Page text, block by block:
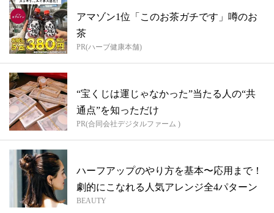
アマゾン1位「このお茶ガチです」噂のお
茶
PR(ハーブ健康本舗)
“宝くじは運じゃなかった”当たる人の“共
通点”を知っただけ
PR(合同会社デジタルファーム )
ハーフアップのやり方を基本〜応用まで！
劇的にこなれる人気アレンジ全4パターン
BEAUTY